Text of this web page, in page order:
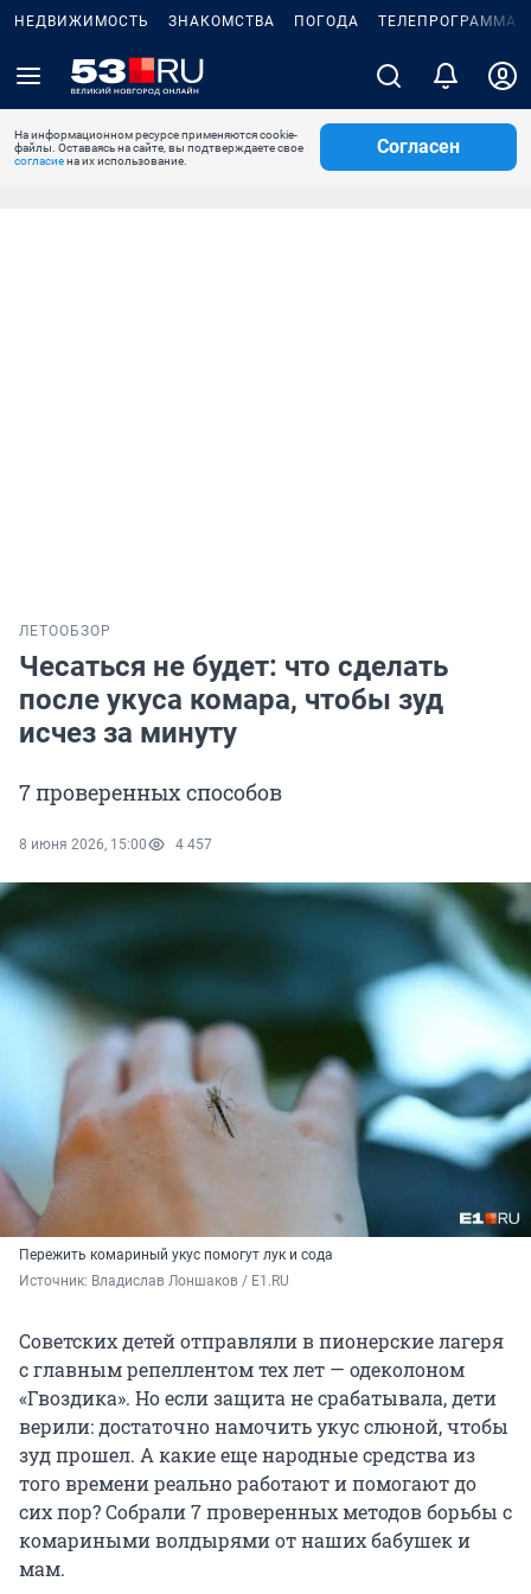
НЕДВИЖИМОСТЬ ЗНАКОМСТВА ПОГОДА ТЕЛЕПРОГРАММА
На информационном ресурсе применяются cookie-
файлы. Оставаясь на сайте, вы подтверждаете свое
согласиена их использование.
Согласен
ЛЕТООБЗОР
Чесаться не будет: что сделать
после укуса комара, чтобы зуд
исчез за минуту
7 проверенных способов
8 июня 2026, 15:00 4 457
Пережить комариный укус помогут лук и сода
Источник: Владислав Лоншаков / E1.RU
Советских детей отправляли в пионерские лагеря
с главным репеллентом тех лет — одеколоном
«Гвоздика». Но если защита не срабатывала, дети
верили: достаточно намочить укус слюной, чтобы
зуд прошел. А какие еще народные средства из
того времени реально работают и помогают до
сих пор? Собрали 7 проверенных методов борьбы с
комариными волдырями от наших бабушек и
мам.